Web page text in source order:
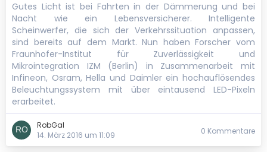
Gutes Licht ist bei Fahrten in der Dämmerung und bei
Nacht wie ein Lebensversicherer. Intelligente
Scheinwerfer, die sich der Verkehrssituation anpassen,
sind bereits auf dem Markt. Nun haben Forscher vom
Fraunhofer-Institut für Zuverlässigkeit und
Mikrointegration IZM (Berlin) in Zusammenarbeit mit
Infineon, Osram, Hella und Daimler ein hochauflösendes
Beleuchtungssystem mit über eintausend LED-Pixeln
erarbeitet.
RobGal
14. März 2016 um 11:09
0 Kommentare